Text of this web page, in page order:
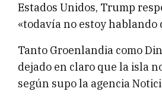
Estados Unidos, Trump
«todavía no estoy hablando
Tanto Groenlandia como
dejado en claro que la isla
según supo la agencia